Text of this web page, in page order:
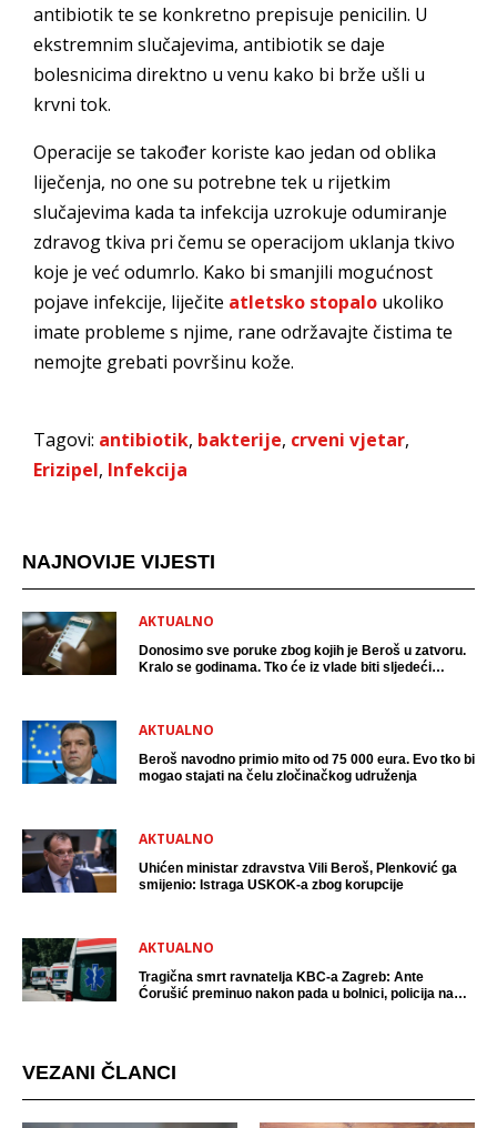
antibiotik te se konkretno prepisuje penicilin. U
ekstremnim slučajevima, antibiotik se daje
bolesnicima direktno u venu kako bi brže ušli u
krvni tok.
Operacije se također koriste kao jedan od oblika
liječenja, no one su potrebne tek u rijetkim
slučajevima kada ta infekcija uzrokuje odumiranje
zdravog tkiva pri čemu se operacijom uklanja tkivo
koje je već odumrlo. Kako bi smanjili mogućnost
pojave infekcije, liječite atletsko stopalo ukoliko
imate probleme s njime, rane održavajte čistima te
nemojte grebati površinu kože.
Tagovi: antibiotik, bakterije, crveni vjetar,
Erizipel, Infekcija
NAJNOVIJE VIJESTI
AKTUALNO
Donosimo sve poruke zbog kojih je Beroš u zatvoru.
Kralo se godinama. Tko će iz vlade biti sljedeći
AKTUALNO
Beroš navodno primio mito od 75 000 eura. Evo tko bi
mogao stajati na čelu zločinačkog udruženja
AKTUALNO
Uhićen ministar zdravstva Vili Beroš, Plenković ga
smijenio: Istraga USKOK-a zbog korupcije
AKTUALNO
Tragična smrt ravnatelja KBC-a Zagreb: Ante
Ćorušić preminuo nakon pada u bolnici, policija na
VEZANI ČLANCI